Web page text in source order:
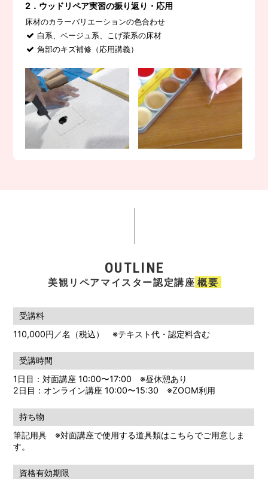
2．ウッドリペア実習の振り返り・応用
床材のカラーバリエーションの色合わせ
白系、ベージュ系、こげ茶系の床材
角部のキズ補修（応用講義）
OUTLINE
美観リペアマイスター認定講座 概要
受講料
110,000円／名（税込） ※テキスト代・認定料含む
受講時間
1日目：対面講座 10:00〜17:00 ※昼休憩あり
2日目：オンライン講座 10:00〜15:30 ※ZOOM利用
持ち物
筆記用具 ※対面講座で使用する道具類はこちらでご用意しま
す。
資格有効期限